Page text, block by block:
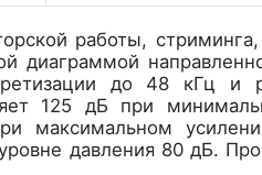
работы,
диаграммой
до 48 кГц и
125 дБ при
максимальном
давления 80 дБ.